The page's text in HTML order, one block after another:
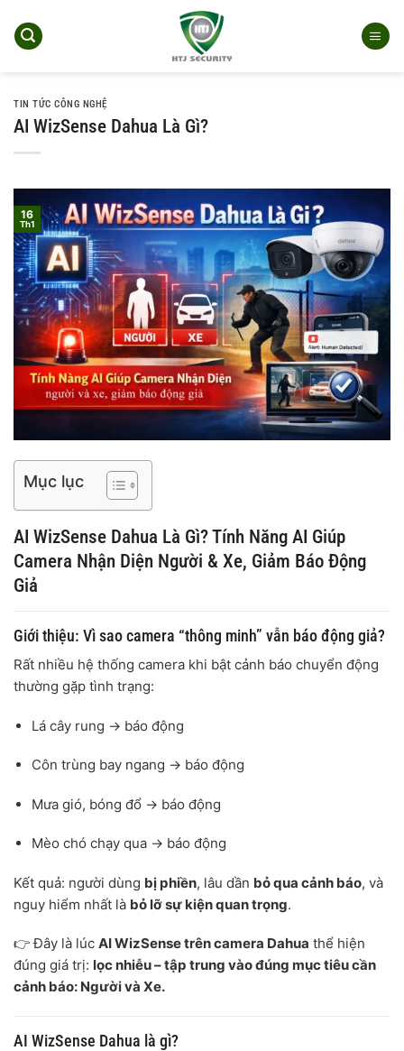
qua
TIN TỨC CÔNG NGHỆ
AI WizSense Dahua Là Gì?
16
Th1
Mục lục
AI WizSense Dahua Là Gì? Tính Năng AI Giúp
Camera Nhận Diện Người & Xe, Giảm Báo Động
Giả
Giới thiệu: Vì sao camera “thông minh” vẫn báo động giả?
Rất nhiều hệ thống camera khi bật cảnh báo chuyển động
thường gặp tình trạng:
Lá cây rung → báo động
Côn trùng bay ngang → báo động
Mưa gió, bóng đổ → báo động
Mèo chó chạy qua → báo động
Kết quả: người dùng bị phiền, lâu dần bỏ qua cảnh báo, và
nguy hiểm nhất là bỏ lỡ sự kiện quan trọng.
👉 Đây là lúc AI WizSense trên camera Dahua thể hiện
đúng giá trị: lọc nhiễu – tập trung vào đúng mục tiêu cần
cảnh báo: Người và Xe.
AI WizSense Dahua là gì?